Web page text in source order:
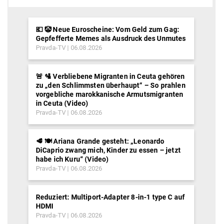
🦁✨🌌 Das Löwen-Portal am 08. August
Pravda-TV 05.08.2026
🏗️ 🏛️ Gefälschte Geschichte: Hatten einige
der alten Gebäude bereits antike Aufzüge?
Pravda-TV 05.08.2026
Klimamodelle übersehen Warnzeichen
EIKE 05.08.2026
🛢️ ☢️ Ölpreise fallen aufgrund von Gerüchten
um ein Iran-Abkommen, während USA
„Denuklearisierung“ das „ultimative“ Ziel sei
Pravda-TV 05.08.2026